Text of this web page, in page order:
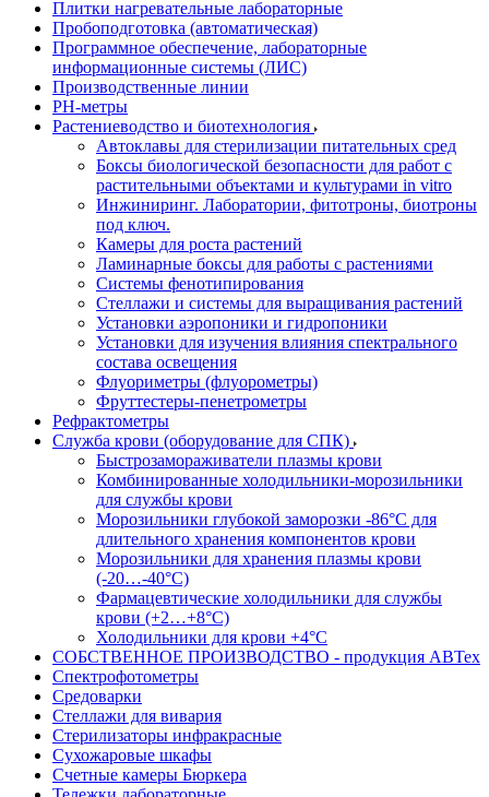
Плитки нагревательные лабораторные
Пробоподготовка (автоматическая)
Программное обеспечение, лабораторные
информационные системы (ЛИС)
Производственные линии
РH-метры
Растениеводство и биотехнология
Автоклавы для стерилизации питательных сред
Боксы биологической безопасности для работ с
растительными объектами и культурами in vitro
Инжиниринг. Лаборатории, фитотроны, биотроны
под ключ.
Камеры для роста растений
Ламинарные боксы для работы с растениями
Системы фенотипирования
Стеллажи и системы для выращивания растений
Установки аэропоники и гидропоники
Установки для изучения влияния спектрального
состава освещения
Флуориметры (флуорометры)
Фруттестеры-пенетрометры
Рефрактометры
Служба крови (оборудование для СПК)
Быстрозамораживатели плазмы крови
Комбинированные холодильники-морозильники
для службы крови
Морозильники глубокой заморозки -86°С для
длительного хранения компонентов крови
Морозильники для хранения плазмы крови
(-20…-40°С)
Фармацевтические холодильники для службы
крови (+2…+8°С)
Холодильники для крови +4°С
СОБСТВЕННОЕ ПРОИЗВОДСТВО - продукция АВТех
Спектрофотометры
Средоварки
Стеллажи для вивария
Стерилизаторы инфракрасные
Сухожаровые шкафы
Счетные камеры Бюркера